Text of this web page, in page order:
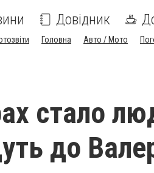
Довідник
Головна Авто / Мото
стало
до